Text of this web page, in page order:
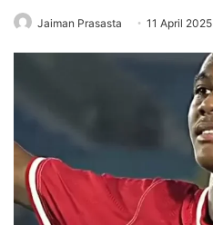
Jaiman Prasasta 11 April 2025